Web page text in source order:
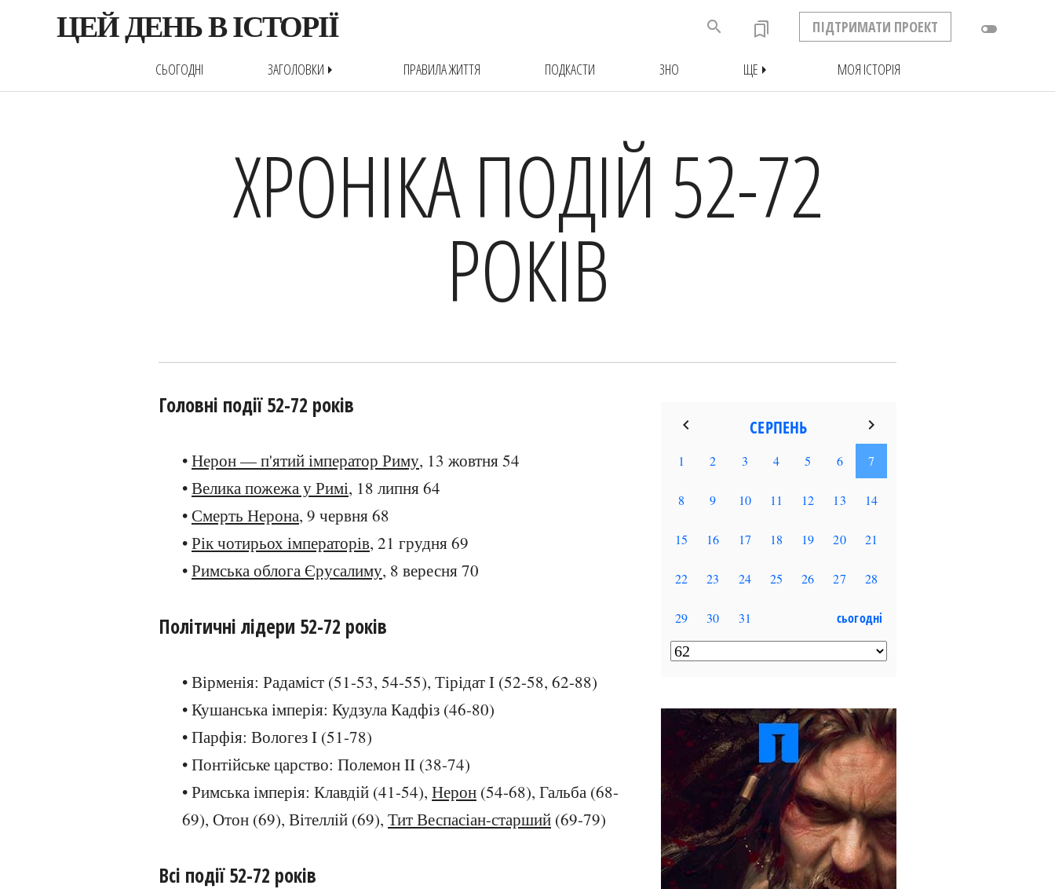
ЦЕЙ ДЕНЬ В ІСТОРІЇ toggle_off
ПІДТРИМАТИ ПРОЕКТ
bookmarks
search
СЬОГОДНІ ЗАГОЛОВКИarrow_right ПРАВИЛА ЖИТТЯ ПОДКАСТИ ЗНО ЩЕarrow_right МОЯ ІСТОРІЯ
ХРОНІКА ПОДІЙ 52-72
РОКІВ
Головні події 52-72 років
•Нерон — п'ятий імператор Риму, 13 жовтня 54
•Велика пожежа у Римі, 18 липня 64
•Смерть Нерона, 9 червня 68
•Рік чотирьох імператорів, 21 грудня 69
•Римська облога Єрусалиму, 8 вересня 70
Політичні лідери 52-72 років
• Вірменія: Радаміст (51-53, 54-55), Тірідат I (52-58, 62-88)
• Кушанська імперія: Кудзула Кадфіз (46-80)
• Парфія: Вологез I (51-78)
• Понтійське царство: Полемон II (38-74)
• Римська імперія: Клавдій (41-54), Нерон (54-68), Гальба (68-
69), Отон (69), Вітеллій (69), Тит Веспасіан-старший (69-79)
Всі події 52-72 років